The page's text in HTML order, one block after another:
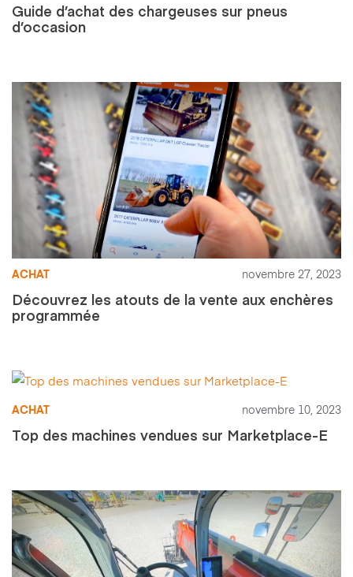
Guide d’achat des chargeuses sur pneus
d’occasion
ACHAT novembre 27, 2023
Découvrez les atouts de la vente aux enchères
programmée
ACHAT novembre 10, 2023
Top des machines vendues sur Marketplace-E